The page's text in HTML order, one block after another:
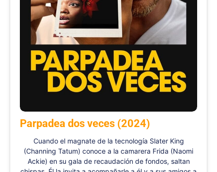
Parpadea dos veces (2024)
Cuando el magnate de la tecnología Slater King
(Channing Tatum) conoce a la camarera Frida (Naomi
Ackie) en su gala de recaudación de fondos, saltan